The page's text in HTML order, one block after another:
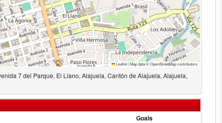
Leaflet|Map data ©OpenStreetMapcontributors
7 del Parque, El Llano, Alajuela, Cantón de Alajuela, Alajuela,
Goals